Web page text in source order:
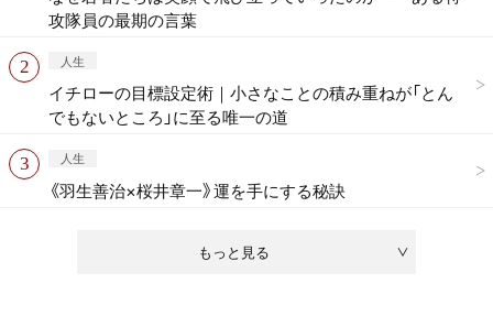
もっと見る
攻隊員の最期の言葉
人生
イチローの目標設定術｜小さなことの積み重ねが「とん
でもないところ」に至る唯一の道
人生
《羽生善治×桜井章一》運を手にする秘訣